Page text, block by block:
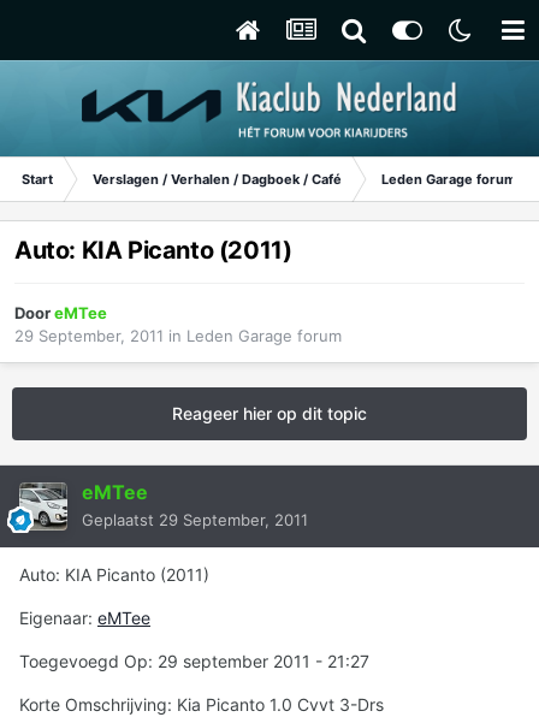
Start Verslagen / Verhalen / Dagboek / Café Leden Garage forum
Auto: KIA Picanto (2011)
DooreMTee
29 September, 2011 in Leden Garage forum
Reageer hier op dit topic
eMTee
Geplaatst 29 September, 2011
Auto: KIA Picanto (2011)
Eigenaar: eMTee
Toegevoegd Op: 29 september 2011 - 21:27
Korte Omschrijving: Kia Picanto 1.0 Cvvt 3-Drs